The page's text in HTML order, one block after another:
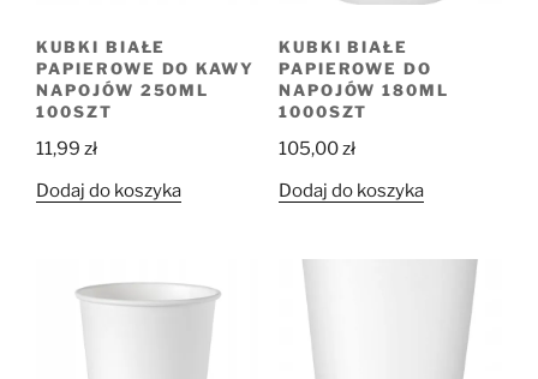
KUBKI BIAŁE
PAPIEROWE DO KAWY
NAPOJÓW 250ML
100SZT
11,99 zł
Dodaj do koszyka
KUBKI BIAŁE
PAPIEROWE DO
NAPOJÓW 180ML
1000SZT
105,00zł
Dodaj do koszyka